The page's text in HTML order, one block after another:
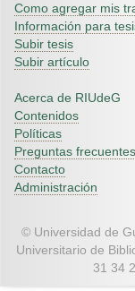
Como agregar mis
Información para
Subir tesis
Subir artículo
Acerca de RIUdeG
Contenidos
Políticas
Preguntas frecuentes
Contacto
Administración
© Universidad de
Universitario de
31 34